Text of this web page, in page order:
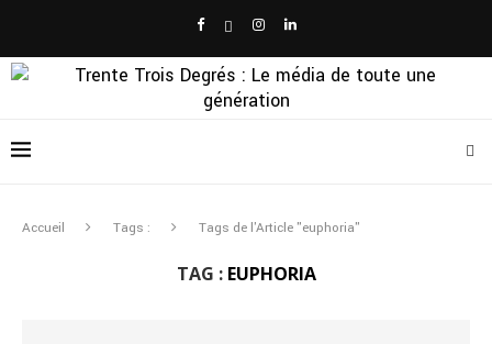
Accueil Tags : Tags de l'Article "euphoria"
TAG : EUPHORIA